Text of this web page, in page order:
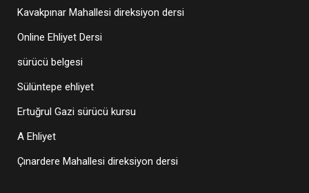
Kavakpınar Mahallesi direksiyon dersi
Online Ehliyet Dersi
sürücü belgesi
Sülüntepe ehliyet
Ertuğrul Gazi sürücü kursu
A Ehliyet
Çınardere Mahallesi direksiyon dersi